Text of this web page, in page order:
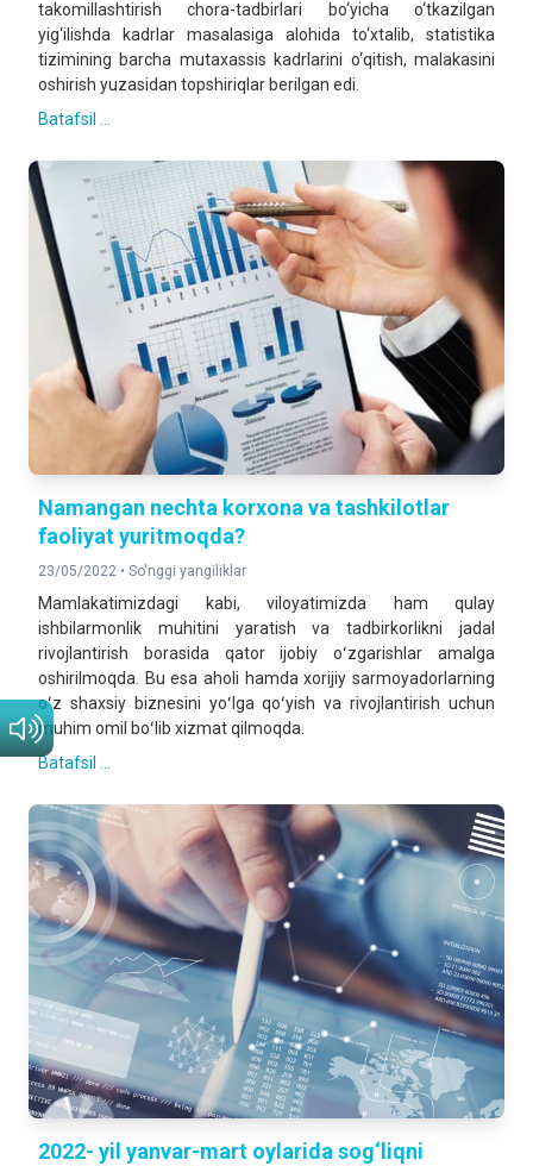
takomillashtirish chora-tadbirlari bo‘yicha o‘tkazilgan
yig‘ilishda kadrlar masalasiga alohida to‘xtalib, statistika
tizimining barcha mutaxassis kadrlarini o‘qitish, malakasini
oshirish yuzasidan topshiriqlar berilgan edi.
Batafsil ...
Namangan nechta korxona va tashkilotlar
faoliyat yuritmoqda?
23/05/2022 • So'nggi yangiliklar
Mamlakatimizdagi kabi, viloyatimizda ham qulay
ishbilarmonlik muhitini yaratish va tadbirkorlikni jadal
rivojlantirish borasida qator ijobiy oʻzgarishlar amalga
oshirilmoqda. Bu esa aholi hamda xorijiy sarmoyadorlarning
oʻz shaxsiy biznesini yoʻlga qoʻyish va rivojlantirish uchun
muhim omil boʻlib xizmat qilmoqda.
Batafsil ...
2022- yil yanvar-mart oylarida sog‘liqni